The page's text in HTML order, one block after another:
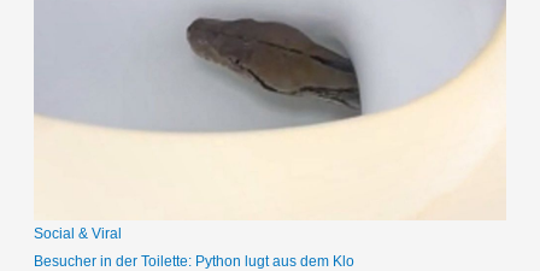
c
Social & Viral
Besucher in der Toilette: Python lugt aus dem Klo